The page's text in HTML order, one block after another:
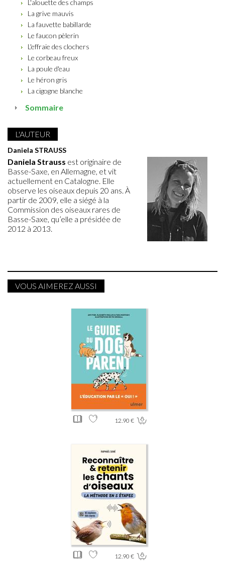
L'alouette des champs
La grive mauvis
La fauvette babillarde
Le faucon pèlerin
L'effraie des clochers
Le corbeau freux
La poule d'eau
Le héron gris
La cigogne blanche
Sommaire
L'AUTEUR
Daniela STRAUSS
Daniela Strauss est originaire de
Basse-Saxe, en Allemagne, et vit
actuellement en Catalogne. Elle
observe les oiseaux depuis 20 ans. À
partir de 2009, elle a siégé à la
Commission des oiseaux rares de
Basse-Saxe, qu’elle a présidée de
2012 à 2013.
VOUS AIMEREZ AUSSI
12.90 €
12.90 €